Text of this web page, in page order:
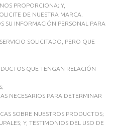
PROPORCIONA; Y,
DE NUESTRA MARCA.
SU INFORMACIÓN PERSONAL PARA
SOLICITADO, PERO QUE
QUE TENGAN RELACIÓN
NECESARIOS PARA DETERMINAR
SOBRE NUESTROS PRODUCTOS;
Y, TESTIMONIOS DEL USO DE